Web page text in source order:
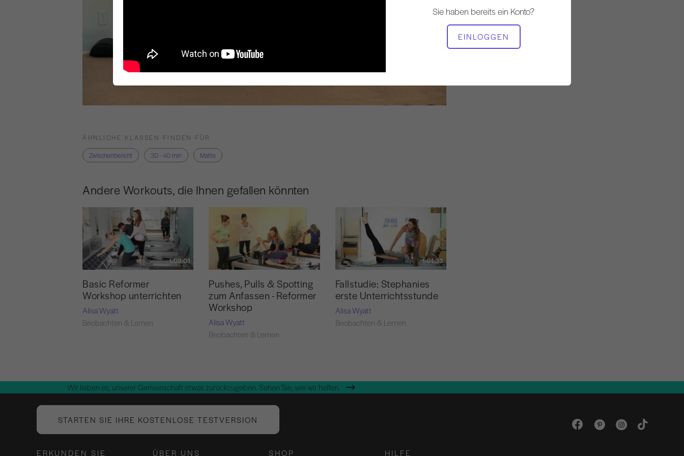
Sie haben bereits ein Konto?
EINLOGGEN
BENÖTIGTE AUSRÜSTUNG
Matte
ÄHNLICHE KLASSEN FINDEN FÜR
Zwischenbericht
30 - 40 min Matte
Andere Workouts, die Ihnen gefallen könnten
1:09:01
Basic Reformer
Workshop unterrichten
Alisa Wyatt
Beobachten & Lernen
2:08:16
Pushes, Pulls & Spotting
zum Anfassen - Reformer
Workshop
Alisa Wyatt
Beobachten & Lernen
1:01:33
Fallstudie: Stephanies
erste Unterrichtsstunde
Alisa Wyatt
Beobachten & Lernen
Wir lieben es, unserer Gemeinschaft etwas zurückzugeben. Sehen Sie, wie wir helfen.
STARTEN SIE IHRE KOSTENLOSE TESTVERSION
ERKUNDEN SIE ÜBER UNS SHOP HILFE